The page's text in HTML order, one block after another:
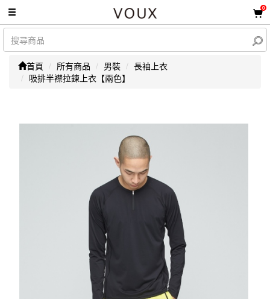
0
首頁 所有商品 男裝
長袖上衣
吸排半襟拉鍊上衣【兩色】